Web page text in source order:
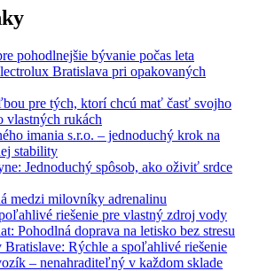
pohodlnejšie bývanie počas leta
Bratislava pri opakovaných
pre tých, ktorí chcú mať časť svojho
vlastných rukách
imania s.r.o. – jednoduchý krok na
stability
Jednoduchý spôsob, ako oživiť srdce
medzi milovníky adrenalinu
riešenie pre vlastný zdroj vody
Pohodlná doprava na letisko bez stresu
Rýchle a spoľahlivé riešenie
– nenahraditeľný v každom sklade